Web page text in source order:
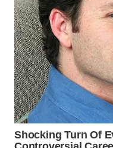
WAHANA
LISTRIK
WAHANA
TRAVEL
WAHANA
TV
WAHANANEWS